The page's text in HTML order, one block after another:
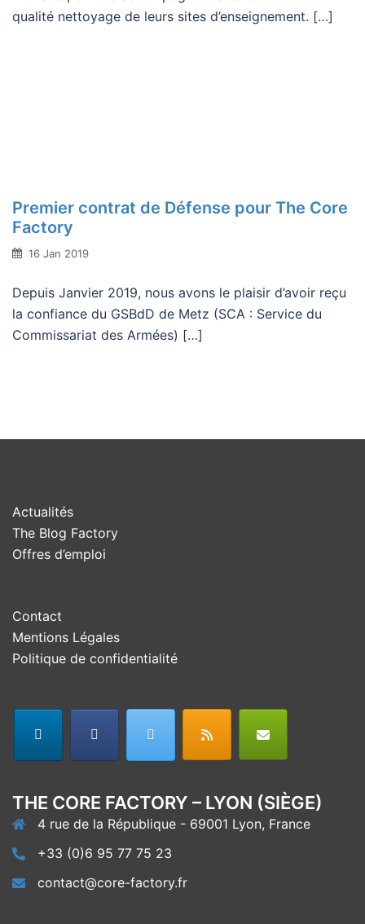
qualité nettoyage de leurs sites d’enseignement. […]
Premier contrat de Défense pour The Core
Factory
16 Jan 2019
Depuis Janvier 2019, nous avons le plaisir d’avoir reçu
la confiance du GSBdD de Metz (SCA : Service du
Commissariat des Armées) […]
Actualités
The Blog Factory
Offres d’emploi
Contact
Mentions Légales
Politique de confidentialité
THE CORE FACTORY – LYON (SIÈGE)
4 rue de la République - 69001 Lyon, France
+33 (0)6 95 77 75 23
contact@core-factory.fr